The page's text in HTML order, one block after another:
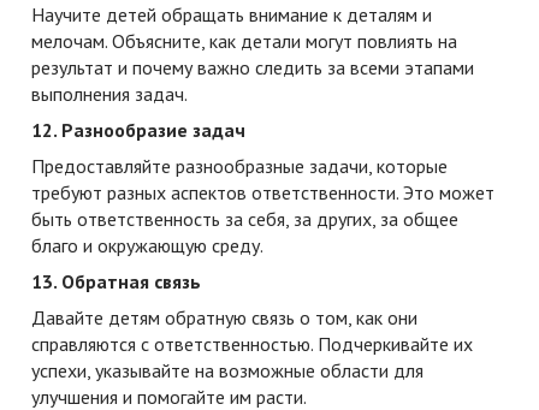
Научите детей обращать внимание к деталям и
мелочам. Объясните, как детали могут повлиять на
результат и почему важно следить за всеми этапами
выполнения задач.
12. Разнообразие задач
Предоставляйте разнообразные задачи, которые
требуют разных аспектов ответственности. Это может
быть ответственность за себя, за других, за общее
благо и окружающую среду.
13. Обратная связь
Давайте детям обратную связь о том, как они
справляются с ответственностью. Подчеркивайте их
успехи, указывайте на возможные области для
улучшения и помогайте им расти.